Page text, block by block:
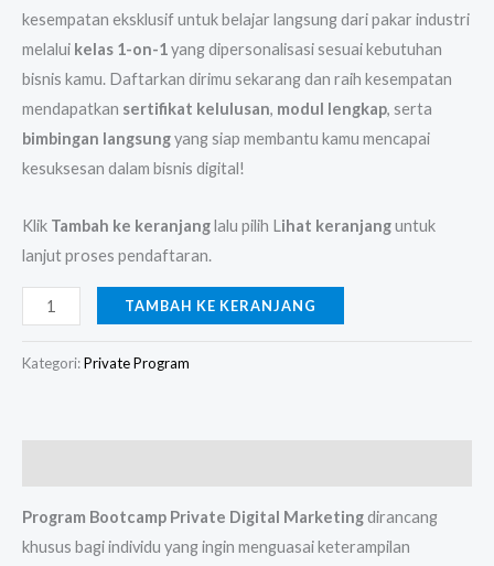
kesempatan eksklusif untuk belajar langsung dari pakar industri
melalui kelas 1-on-1yang dipersonalisasi sesuai kebutuhan
bisnis kamu. Daftarkan dirimu sekarang dan raih kesempatan
mendapatkan sertifikat kelulusan, modul lengkap, serta
bimbingan langsungyang siap membantu kamu mencapai
kesuksesan dalam bisnis digital!
Klik Tambah ke keranjanglalu pilih Lihat keranjanguntuk
lanjut proses pendaftaran.
TAMBAH KE KERANJANG
Kategori:Private Program
Program Bootcamp Private Digital Marketingdirancang
khusus bagi individu yang ingin menguasai keterampilan